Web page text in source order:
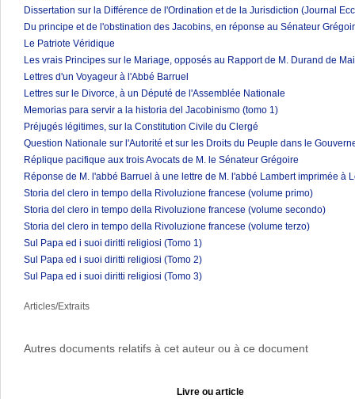
Dissertation sur la Différence de l'Ordination et de la Jurisdiction (Journal
Du principe et de l'obstination des Jacobins, en réponse au Sénateur
Le Patriote Véridique
Les vrais Principes sur le Mariage, opposés au Rapport de M. Durand de
Lettres d'un Voyageur à l'Abbé Barruel
Lettres sur le Divorce, à un Député de l'Assemblée Nationale
Memorias para servir a la historia del Jacobinismo (tomo 1)
Préjugés légitimes, sur la Constitution Civile du Clergé
Question Nationale sur l'Autorité et sur les Droits du Peuple dans le
Réplique pacifique aux trois Avocats de M. le Sénateur Grégoire
Réponse de M. l'abbé Barruel à une lettre de M. l'abbé Lambert imprimée à
Storia del clero in tempo della Rivoluzione francese (volume primo)
Storia del clero in tempo della Rivoluzione francese (volume secondo)
Storia del clero in tempo della Rivoluzione francese (volume terzo)
Sul Papa ed i suoi diritti religiosi (Tomo 1)
Sul Papa ed i suoi diritti religiosi (Tomo 2)
Sul Papa ed i suoi diritti religiosi (Tomo 3)
Articles/Extraits
Autres documents relatifs à cet auteur ou à ce document
Livre ou article